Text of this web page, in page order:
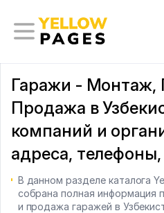
Гаражи - Монтаж,
Продажа в
компаний и
адреса,
В данном разделе каталога
собрана полная информация
и продажа гаражей в